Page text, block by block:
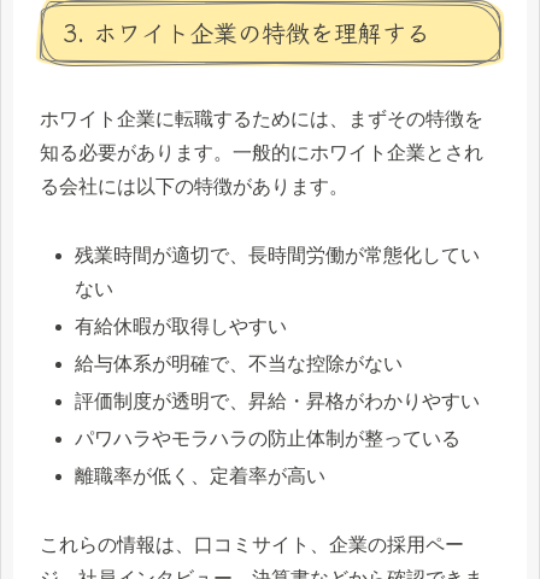
3. ホワイト企業の特徴を理解する
ホワイト企業に転職するためには、まずその特徴を
知る必要があります。一般的にホワイト企業とされ
る会社には以下の特徴があります。
残業時間が適切で、長時間労働が常態化してい
ない
有給休暇が取得しやすい
給与体系が明確で、不当な控除がない
評価制度が透明で、昇給・昇格がわかりやすい
パワハラやモラハラの防止体制が整っている
離職率が低く、定着率が高い
これらの情報は、口コミサイト、企業の採用ペー